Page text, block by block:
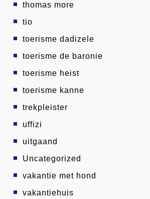
thomas more
tio
toerisme dadizele
toerisme de baronie
toerisme heist
toerisme kanne
trekpleister
uffizi
uitgaand
Uncategorized
vakantie met hond
vakantiehuis